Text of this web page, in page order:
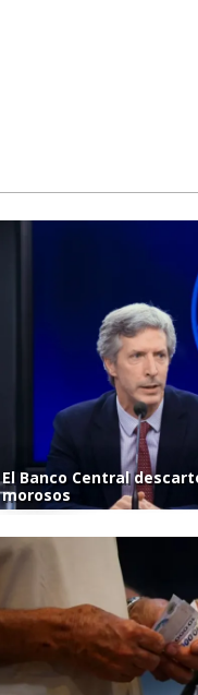
El Banco Central
morosos